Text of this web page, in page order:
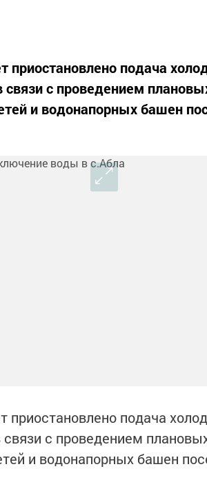
приостановлено подача
с проведением
и водонапорных башен
приостановлено подача
с проведением
и водонапорных башен